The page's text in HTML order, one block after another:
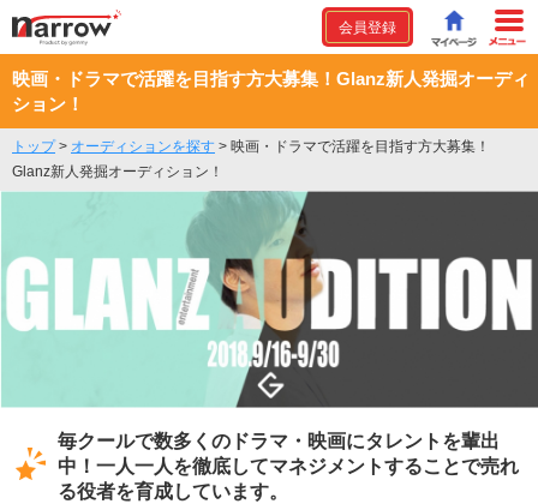
会員登録
映画・ドラマで活躍を目指す方大募集！Glanz新人発掘オーディ
ション！
トップ> オーディションを探す > 映画・ドラマで活躍を目指す方大募集！
Glanz新人発掘オーディション！
毎クールで数多くのドラマ・映画にタレントを輩出
中！一人一人を徹底してマネジメントすることで売れ
る役者を育成しています。